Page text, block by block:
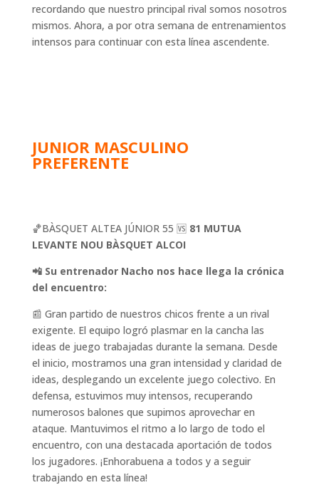
recordando que nuestro principal rival somos nosotros
mismos. Ahora, a por otra semana de entrenamientos
intensos para continuar con esta línea ascendente.
JUNIOR MASCULINO
PREFERENTE
🏀BÀSQUET ALTEA JÚNIOR 55 🆚81 MUTUA
LEVANTE NOU BÀSQUET ALCOI
📲Su entrenador Nacho nos hace llega la crónica
del encuentro:
📰 Gran partido de nuestros chicos frente a un rival
exigente. El equipo logró plasmar en la cancha las
ideas de juego trabajadas durante la semana. Desde
el inicio, mostramos una gran intensidad y claridad de
ideas, desplegando un excelente juego colectivo. En
defensa, estuvimos muy intensos, recuperando
numerosos balones que supimos aprovechar en
ataque. Mantuvimos el ritmo a lo largo de todo el
encuentro, con una destacada aportación de todos
los jugadores. ¡Enhorabuena a todos y a seguir
trabajando en esta línea!